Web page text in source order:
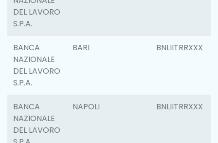
DEL LAVORO
S.P.A.
BANCA
NAZIONALE
DEL LAVORO
S.P.A.
BARI BNLIITRRXXX
BANCA
NAZIONALE
DEL LAVORO
NAPOLI BNLIITRRXXX